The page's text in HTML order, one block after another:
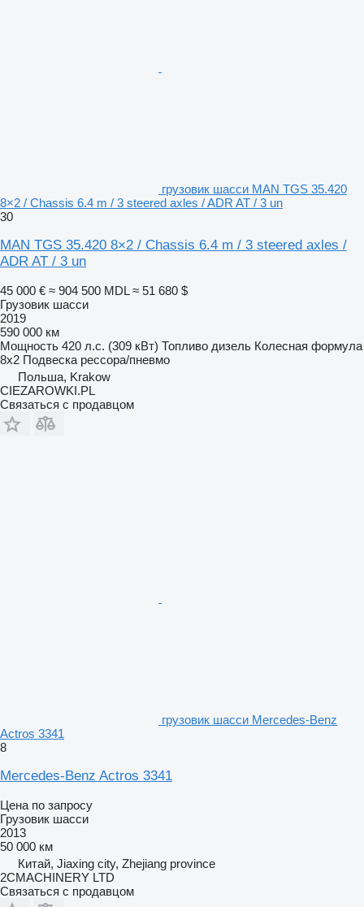
грузовик шасси MAN TGS 35.420
8×2 / Chassis 6.4 m / 3 steered axles / ADR AT / 3 un
30
MAN TGS 35.420 8×2 / Chassis 6.4 m / 3 steered axles /
ADR AT / 3 un
45 000 € ≈ 904 500 MDL ≈ 51 680 $
Грузовик шасси
2019
590 000 км
Мощность 420 л.с. (309 кВт) Топливо дизель Колесная формула
8x2 Подвеска рессора/пневмо
Польша, Krakow
CIEZAROWKI.PL
Связаться с продавцом
грузовик шасси Mercedes-Benz
Actros 3341
8
Mercedes-Benz Actros 3341
Цена по запросу
Грузовик шасси
2013
50 000 км
Китай, Jiaxing city, Zhejiang province
2CMACHINERY LTD
Связаться с продавцом